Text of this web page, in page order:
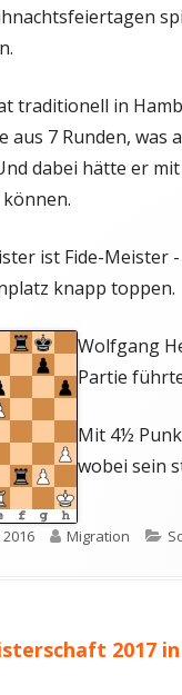
traditionell in
aus 7 Runden, was
dabei hätte er
ist Fide-Meister
knapp toppen.
Wolfgang
Partie
Mit 4½
wobei sein
Autor
Migration
2017